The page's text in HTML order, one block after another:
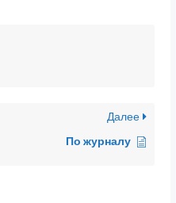
Далее
По журналу